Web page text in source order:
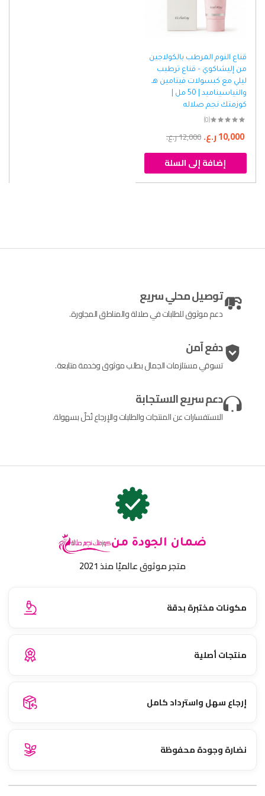
قناع النوم المرطب بالكولاجين
من إليشاكوي – قناع ترطيب
ليلي مع كبسولات فيتامين هـ
والنياسيناميد | 50 مل |
كوزمتك نجم صلاله
(0)
12,000ر.ع. 10,000ر.ع.
إضافة إلى السلة
توصيل محلي سريع
دعم موثوق للطلبات في صلالة والمناطق المجاورة.
دفع آمن
تسوقي مستلزمات الجمال بطلب موثوق وخدمة متابعة.
دعم سريع الاستجابة
الاستفسارات عن المنتجات والطلبات والإرجاع تُحلّ بسهولة.
ضمان الجودة من
متجر موثوق عالميًا منذ 2021
مكونات مختبرة بدقة
منتجات أصلية
إرجاع سهل واسترداد كامل
نضارة وجودة محفوظة